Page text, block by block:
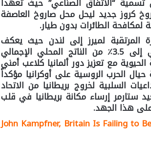
كروز جديد ليحل محل صاروخ العاصفة
الطائرات بدون طيار.
المرتقبة لميرز إلى لندن حيث يعكف
المستشار الألماني على رفع الإنفاق الدفاعي إلى 3.5٪ من الناتج المحلي الإجمالي
التحتية الحيوية مع تعزيز دور ألمانيا كلاعب أمني
الحرب الروسية على أوكرانيا مؤكداً
السلبية لخروج بريطانيا من الاتحاد
ستارمر إرساء مكانة بريطانيا في قلب
على هذا الجهد.
John Kampfner, Britain Is Failing to